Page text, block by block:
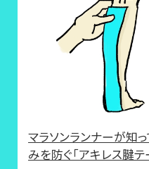
マラソンランナーが知
みを防ぐ「アキレス腱テ